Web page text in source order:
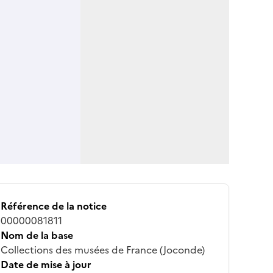
Référence de la notice
00000081811
Nom de la base
Collections des musées de France (Joconde)
Date de mise à jour